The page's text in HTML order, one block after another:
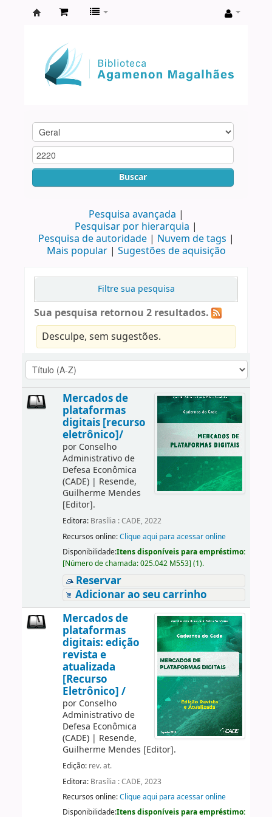
Agamenon
Magalhães
Buscar
Pesquisa avançada
Pesquisar por hierarquia
Pesquisa de autoridade
Nuvem de tags
Mais popular
Sugestões de aquisição
Filtre sua pesquisa
Sua pesquisa retornou 2 resultados.
Desculpe, sem sugestões.
Mercados de
plataformas
digitais [recurso
eletrônico]/
por Conselho
Administrativo de
Defesa Econômica
(CADE)| Resende,
Guilherme Mendes
[Editor].
Editora: Brasília : CADE, 2022
Recursos online:Clique aqui para acessar online
Disponibilidade:Itens disponíveis para empréstimo:
[Número de chamada:025.042 M553] (1).
Reservar
Adicionar ao seu carrinho
Mercados de
plataformas
digitais: edição
revista e
atualizada
[Recurso
Eletrônico] /
por Conselho
Administrativo de
Defesa Econômica
(CADE)| Resende,
Guilherme Mendes [Editor].
Edição: rev. at.
Editora: Brasília : CADE, 2023
Recursos online:Clique aqui para acessar online
Disponibilidade:Itens disponíveis para empréstimo: